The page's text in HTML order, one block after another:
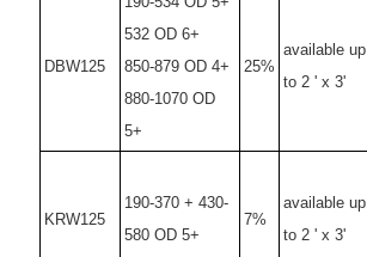
DBW125
532 OD 6+
850-879 OD 4+
880-1070 OD
5+
25%
available up
to 2 ' x 3'
KRW125
190-370 + 430-
580 OD 5+
7%
available up
to 2 ' x 3'